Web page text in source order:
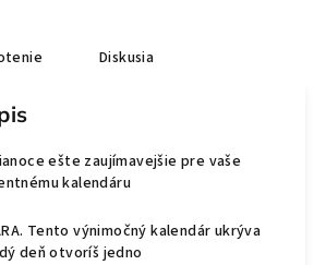
Diskusia
ešte zaujímavejšie pre vaše
kalendáru
Tento výnimočný kalendár ukrýva
deň otvoríš jedno